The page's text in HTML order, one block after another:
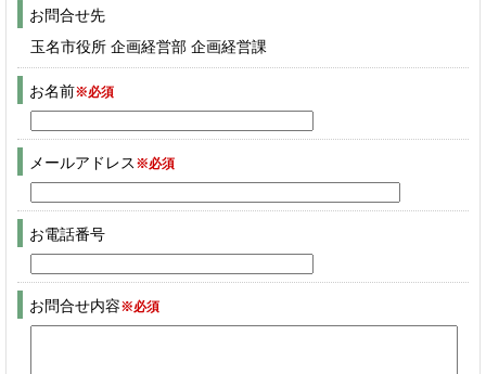
お問合せ先
玉名市役所 企画経営部 企画経営課
お名前※必須
メールアドレス ※必須
お電話番号
お問合せ内容※必須